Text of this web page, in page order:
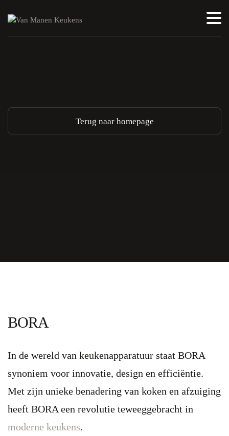
Terug naar homepage
BORA
In de wereld van keukenapparatuur staat BORA
synoniem voor innovatie, design en efficiëntie.
Met zijn unieke benadering van koken en afzuiging
heeft BORA een revolutie teweeggebracht in
moderne keukens.